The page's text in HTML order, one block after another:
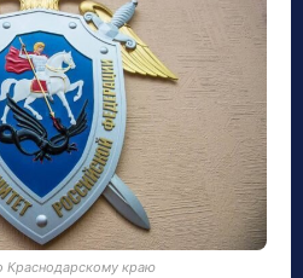
Краснодарскому краю